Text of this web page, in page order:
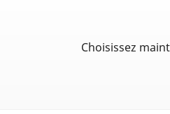
Choisissez